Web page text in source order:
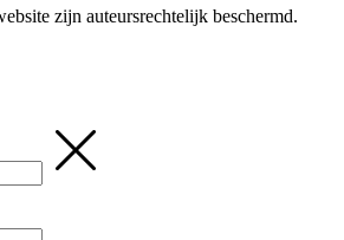
zijn auteursrechtelijk beschermd.